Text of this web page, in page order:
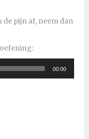
de pijn af, neem dan
00:00